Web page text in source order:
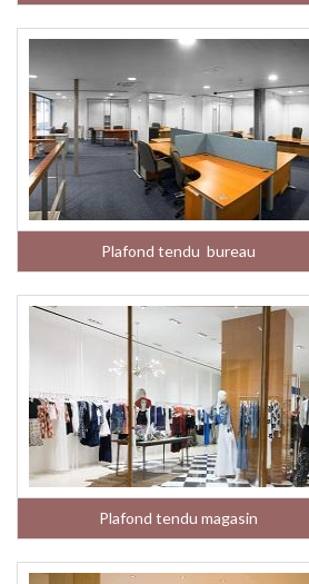
Plafond tendu bureau
Plafond tendu magasin